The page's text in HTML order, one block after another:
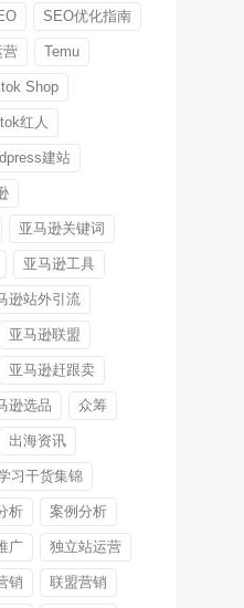
SEO优化指南
营 Temu
Shop
红人
建站
亚马逊关键词
亚马逊工具
逊站外引流
亚马逊联盟
亚马逊赶跟卖
逊选品 众筹
出海资讯
习干货集锦
析 案例分析
广 独立站运营
销 联盟营销